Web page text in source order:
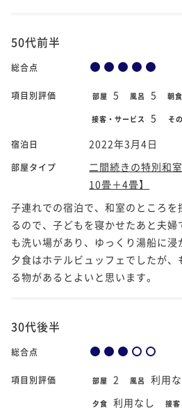
50代前半
総合点
項目別評価 部屋 5 風呂 5 朝食
接客・サービス 5 そ
宿泊日 2022年3月4日
部屋タイプ
二間続きの特別和
10畳＋4畳】
子連れでの宿泊で、和室のところを
るので、子どもを寝かせたあと夫
も洗い場があり、ゆっくり湯船に浸
夕食はホテルビュッフェでしたが
る物があるとよいと思います。
30代後半
総合点
項目別評価 部屋 2 風呂 利用
夕食 利用なし 接